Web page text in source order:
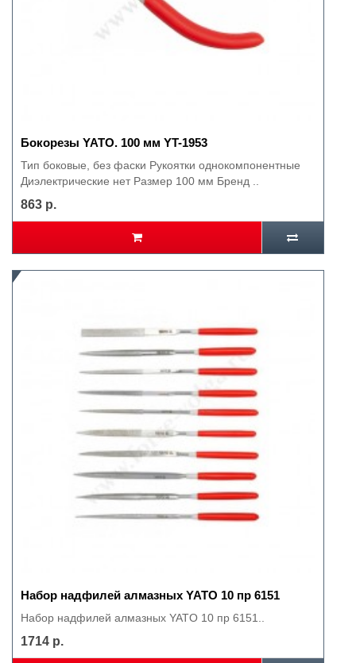
Бокорезы YATO. 100 мм YT-1953
Тип боковые, без фаски Рукоятки однокомпонентные
Диэлектрические нет Размер 100 мм Бренд ..
863 р.
Набор надфилей алмазных YATO 10 пр 6151
Набор надфилей алмазных YATO 10 пр 6151..
1714 р.